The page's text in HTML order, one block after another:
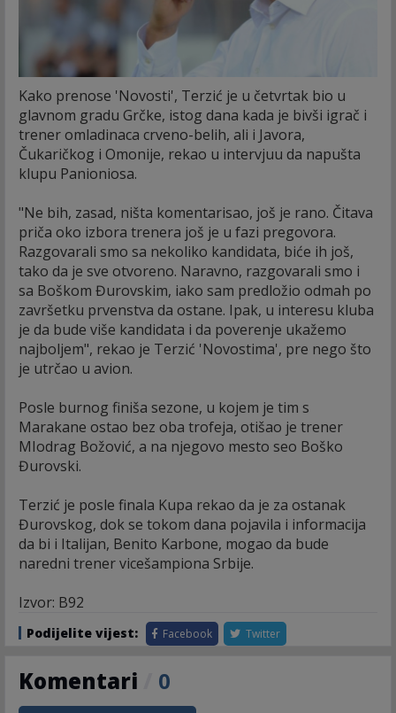
Kako prenose 'Novosti', Terzić je u četvrtak bio u
glavnom gradu Grčke, istog dana kada je bivši igrač i
trener omladinaca crveno-belih, ali i Javora,
Čukaričkog i Omonije, rekao u intervjuu da napušta
klupu Panioniosa.
"Ne bih, zasad, ništa komentarisao, još je rano. Čitava
priča oko izbora trenera još je u fazi pregovora.
Razgovarali smo sa nekoliko kandidata, biće ih još,
tako da je sve otvoreno. Naravno, razgovarali smo i
sa Boškom Đurovskim, iako sam predložio odmah po
završetku prvenstva da ostane. Ipak, u interesu kluba
je da bude više kandidata i da poverenje ukažemo
najboljem", rekao je Terzić 'Novostima', pre nego što
je utrčao u avion.
Posle burnog finiša sezone, u kojem je tim s
Marakane ostao bez oba trofeja, otišao je trener
MIodrag Božović, a na njegovo mesto seo Boško
Đurovski.
Terzić je posle finala Kupa rekao da je za ostanak
Đurovskog, dok se tokom dana pojavila i informacija
da bi i Italijan, Benito Karbone, mogao da bude
naredni trener vicešampiona Srbije.
Izvor: B92
Podijelite vijest: Facebook Twitter
Komentari 0